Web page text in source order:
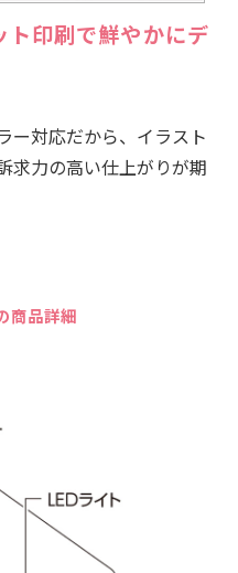
ト印刷で鮮やかにデ
ー対応だから、イラスト
求力の高い仕上がりが期
商品詳細